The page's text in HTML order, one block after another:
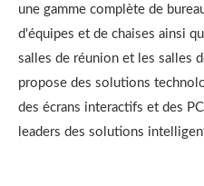
une gamme complète de
d'équipes et de chaises ainsi
salles de réunion et les salles
propose des solutions
des écrans interactifs et des
leaders des solutions